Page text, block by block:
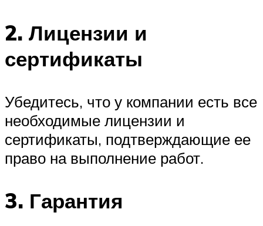
2. Лицензии и
сертификаты
Убедитесь, что у компании есть все
необходимые лицензии и
сертификаты, подтверждающие ее
право на выполнение работ.
3. Гарантия